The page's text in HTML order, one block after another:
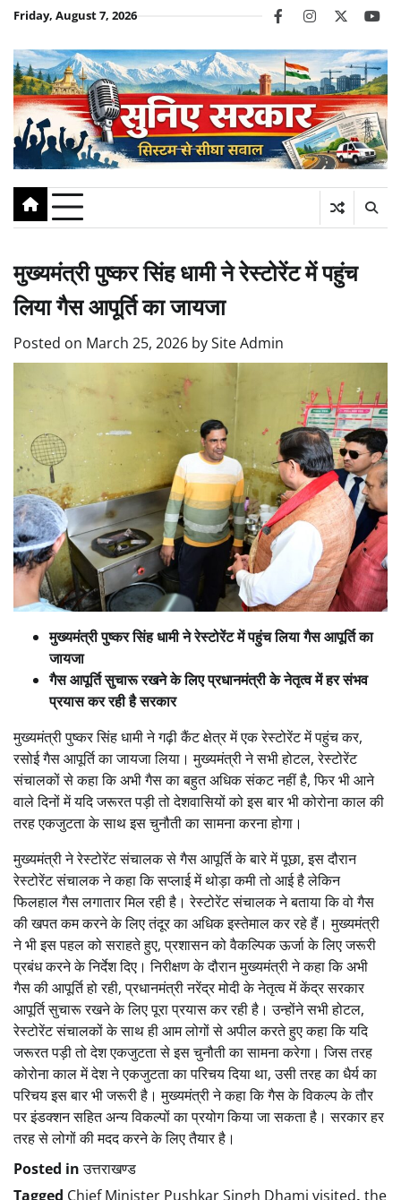
Skip
content
Friday, August 7, 2026 facebookinstagram
twitter
मुख्यमंत्री पुष्कर सिंह धामी ने रेस्टोरेंट में पहुंच
लिया गैस आपूर्ति का जायजा
Posted on March 25, 2026 bySite Admin
मुख्यमंत्री पुष्कर सिंह धामी ने रेस्टोरेंट में पहुंच लिया गैस आपूर्ति का
जायजा
गैस आपूर्ति सुचारू रखने के लिए प्रधानमंत्री के नेतृत्व में हर संभव
प्रयास कर रही है सरकार
मुख्यमंत्री पुष्कर सिंह धामी ने गढ़ी कैंट क्षेत्र में एक रेस्टोरेंट में पहुंच कर,
रसोई गैस आपूर्ति का जायजा लिया। मुख्यमंत्री ने सभी होटल, रेस्टोरेंट
संचालकों से कहा कि अभी गैस का बहुत अधिक संकट नहीं है, फिर भी आने
वाले दिनों में यदि जरूरत पड़ी तो देशवासियों को इस बार भी कोरोना काल की
तरह एकजुटता के साथ इस चुनौती का सामना करना होगा।
मुख्यमंत्री ने रेस्टोरेंट संचालक से गैस आपूर्ति के बारे में पूछा, इस दौरान
रेस्टोरेंट संचालक ने कहा कि सप्लाई में थोड़ा कमी तो आई है लेकिन
फिलहाल गैस लगातार मिल रही है। रेस्टोरेंट संचालक ने बताया कि वो गैस
की खपत कम करने के लिए तंदूर का अधिक इस्तेमाल कर रहे हैं। मुख्यमंत्री
ने भी इस पहल को सराहते हुए, प्रशासन को वैकल्पिक ऊर्जा के लिए जरूरी
प्रबंध करने के निर्देश दिए। निरीक्षण के दौरान मुख्यमंत्री ने कहा कि अभी
गैस की आपूर्ति हो रही, प्रधानमंत्री नरेंद्र मोदी के नेतृत्व में केंद्र सरकार
आपूर्ति सुचारू रखने के लिए पूरा प्रयास कर रही है। उन्होंने सभी होटल,
रेस्टोरेंट संचालकों के साथ ही आम लोगों से अपील करते हुए कहा कि यदि
जरूरत पड़ी तो देश एकजुटता से इस चुनौती का सामना करेगा। जिस तरह
कोरोना काल में देश ने एकजुटता का परिचय दिया था, उसी तरह का धैर्य का
परिचय इस बार भी जरूरी है। मुख्यमंत्री ने कहा कि गैस के विकल्प के तौर
पर इंडक्शन सहित अन्य विकल्पों का प्रयोग किया जा सकता है। सरकार हर
तरह से लोगों की मदद करने के लिए तैयार है।
Posted inउत्तराखण्ड
Tagged Chief Minister Pushkar Singh Dhami visited, the